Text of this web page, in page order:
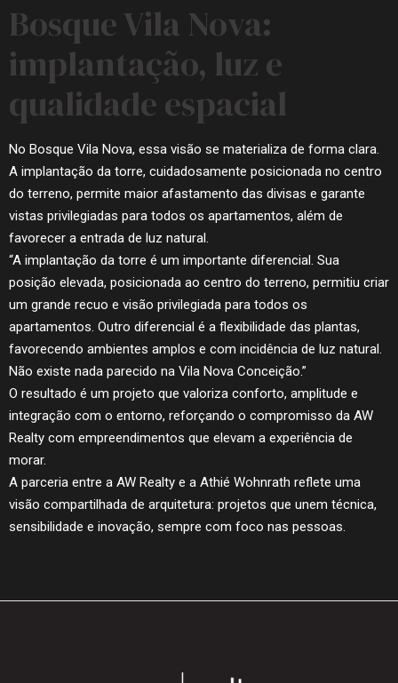
Bosque Vila Nova:
implantação, luz e
qualidade espacial
No Bosque Vila Nova, essa visão se materializa de forma clara.
A implantação da torre, cuidadosamente posicionada no centro
do terreno, permite maior afastamento das divisas e garante
vistas privilegiadas para todos os apartamentos, além de
favorecer a entrada de luz natural.
“A implantação da torre é um importante diferencial. Sua
posição elevada, posicionada ao centro do terreno, permitiu criar
um grande recuo e visão privilegiada para todos os
apartamentos. Outro diferencial é a flexibilidade das plantas,
favorecendo ambientes amplos e com incidência de luz natural.
Não existe nada parecido na Vila Nova Conceição.”
O resultado é um projeto que valoriza conforto, amplitude e
integração com o entorno, reforçando o compromisso da AW
Realty com empreendimentos que elevam a experiência de
morar.
A parceria entre a AW Realty e a Athié Wohnrath reflete uma
visão compartilhada de arquitetura: projetos que unem técnica,
sensibilidade e inovação, sempre com foco nas pessoas.